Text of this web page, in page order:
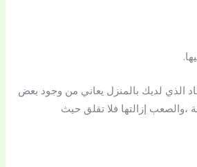
الذي لديك بالمنزل يعاني من وجود بعض
،والصعب إزالتها فلا تقلق حيث